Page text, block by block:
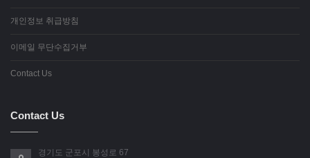
개인정보 취급방침
이메일 무단수집거부
Contact Us
Contact Us
경기도 군포시 봉성로 67